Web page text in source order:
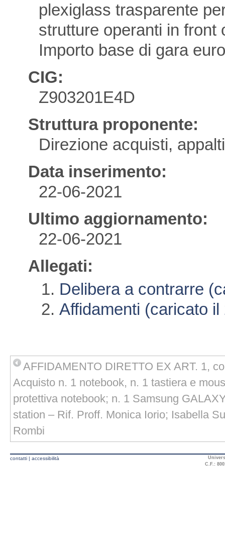
plexiglass trasparente
strutture operanti in front
Importo base di gara
CIG:
Z903201E4D
Struttura proponente:
Direzione acquisti,
Data inserimento:
22-06-2021
Ultimo aggiornamento:
22-06-2021
Allegati:
Delibera a contrarre
Affidamenti (caricato
AFFIDAMENTO DIRETTO EX ART. 1,
Acquisto n. 1 notebook, n. 1 tastiera e
protettiva notebook; n. 1 Samsung
station – Rif. Proff. Monica Iorio; Isabella
Rombi
contatti | accessibilità
C.F.: